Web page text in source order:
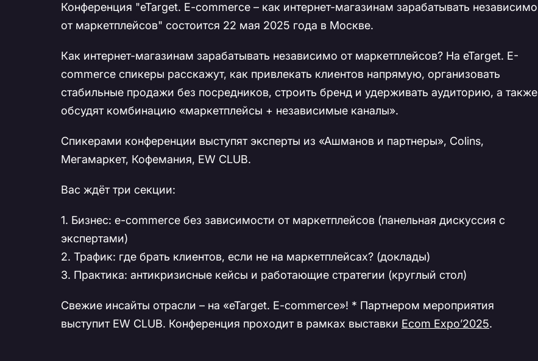
Конференция "eTarget. E-commerce – как интернет-магазинам зарабатывать независимо
от маркетплейсов" состоится 22 мая 2025 года в Москве.
Как интернет-магазинам зарабатывать независимо от маркетплейсов? На eTarget. E-
commerce спикеры расскажут, как привлекать клиентов напрямую, организовать
стабильные продажи без посредников, строить бренд и удерживать аудиторию, а также
обсудят комбинацию «маркетплейсы + независимые каналы».
Спикерами конференции выступят эксперты из «Ашманов и партнеры», Colins,
Мегамаркет, Кофемания, EW CLUB.
Вас ждёт три секции:
1. Бизнес: e-commerce без зависимости от маркетплейсов (панельная дискуссия с
экспертами)
2. Трафик: где брать клиентов, если не на маркетплейсах? (доклады)
3. Практика: антикризисные кейсы и работающие стратегии (круглый стол)
Свежие инсайты отрасли – на «eTarget. E-commerce»! * Партнером мероприятия
выступит EW CLUB. Конференция проходит в рамках выставки Ecom Expo’2025.